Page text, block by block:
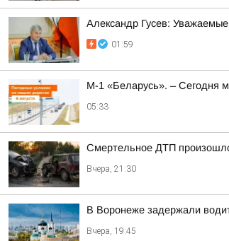
Александр Гусев:
01:59
М-1 «Беларусь». – Сегодня
05:33
Смертельное ДТП
Вчера, 21:30
В Воронеже задержали
Вчера, 19:45